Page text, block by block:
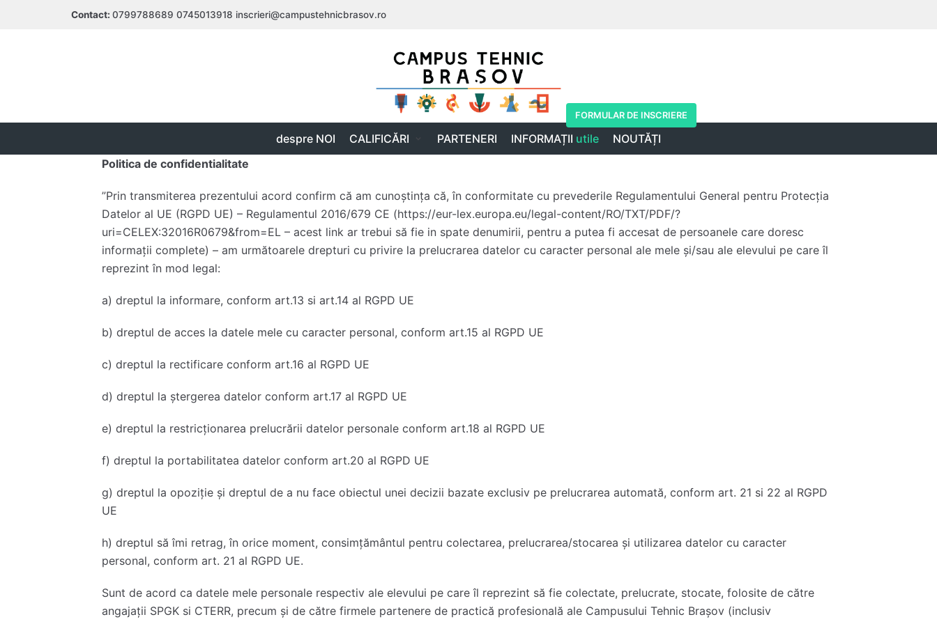
Contact: 0799788689 0745013918 inscrieri@campustehnicbrasov.ro
FORMULAR DE INSCRIERE
despre NOI CALIFICĂRI PARTENERI INFORMAȚII utile
NOUTĂȚI
Politica de confidentialitate
”Prin transmiterea prezentului acord confirm că am cunoștința că, în conformitate cu prevederile Regulamentului General pentru Protecția
Datelor al UE (RGPD UE) – Regulamentul 2016/679 CE (https://eur-lex.europa.eu/legal-content/RO/TXT/PDF/?
uri=CELEX:32016R0679&from=EL – acest link ar trebui să fie in spate denumirii, pentru a putea fi accesat de persoanele care doresc
informații complete) – am următoarele drepturi cu privire la prelucrarea datelor cu caracter personal ale mele și/sau ale elevului pe care îl
reprezint în mod legal:
a) dreptul la informare, conform art.13 si art.14 al RGPD UE
b) dreptul de acces la datele mele cu caracter personal, conform art.15 al RGPD UE
c) dreptul la rectificare conform art.16 al RGPD UE
d) dreptul la ștergerea datelor conform art.17 al RGPD UE
e) dreptul la restricționarea prelucrării datelor personale conform art.18 al RGPD UE
f) dreptul la portabilitatea datelor conform art.20 al RGPD UE
g) dreptul la opoziție și dreptul de a nu face obiectul unei decizii bazate exclusiv pe prelucrarea automată, conform art. 21 si 22 al RGPD
UE
h) dreptul să îmi retrag, în orice moment, consimțământul pentru colectarea, prelucrarea/stocarea și utilizarea datelor cu caracter
personal, conform art. 21 al RGPD UE.
Sunt de acord ca datele mele personale respectiv ale elevului pe care îl reprezint să fie colectate, prelucrate, stocate, folosite de către
angajații SPGK si CTERR, precum și de către firmele partenere de practică profesională ale Campusului Tehnic Brașov (inclusiv